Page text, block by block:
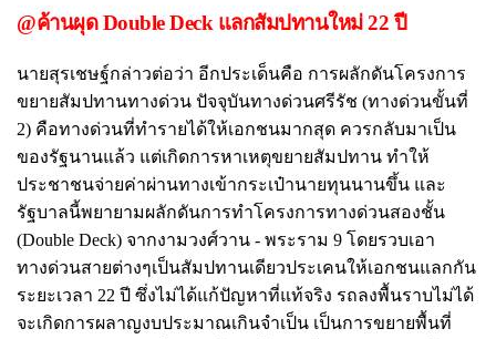
@ค้านผุด Double Deck แลกสัมปทานใหม่ 22 ปี
นายสุรเชษฐ์กล่าวต่อว่า อีกประเด็นคือ การผลักดันโครงการ
ขยายสัมปทานทางด่วน ปัจจุบันทางด่วนศรีรัช (ทางด่วนขั้นที่
2) คือทางด่วนที่ทำรายได้ให้เอกชนมากสุด ควรกลับมาเป็น
ของรัฐนานแล้ว แต่เกิดการหาเหตุขยายสัมปทาน ทำให้
ประชาชนจ่ายค่าผ่านทางเข้ากระเป๋านายทุนนานขึ้น และ
รัฐบาลนี้พยายามผลักดันการทำโครงการทางด่วนสองชั้น
(Double Deck) จากงามวงศ์วาน - พระราม 9 โดยรวบเอา
ทางด่วนสายต่างๆเป็นสัมปทานเดียวประเคนให้เอกชนแลกกัน
ระยะเวลา 22 ปี ซึ่งไม่ได้แก้ปัญหาที่แท้จริง รถลงพื้นราบไม่ได้
จะเกิดการผลาญงบประมาณเกินจำเป็น เป็นการขยายพื้นที่